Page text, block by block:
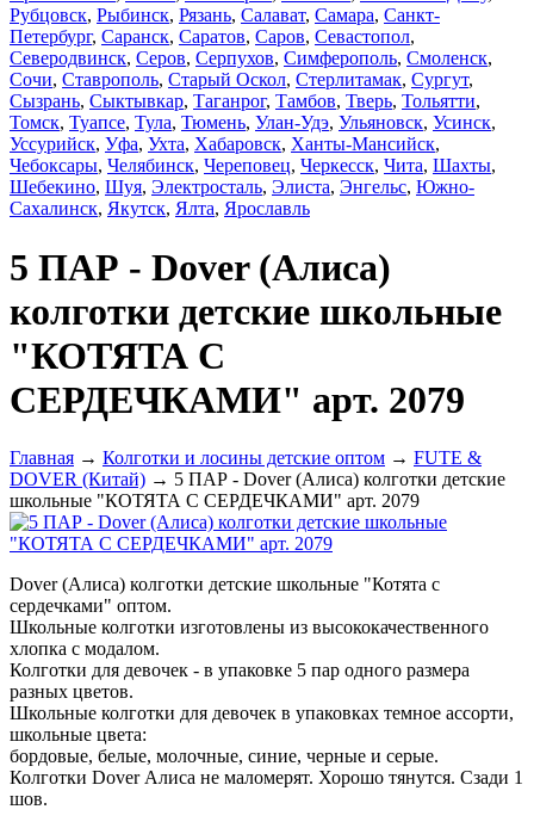
Рубцовск, Рыбинск, Рязань, Салават, Самара, Санкт-
Петербург, Саранск, Саратов, Саров, Севастопол,
Северодвинск, Серов, Серпухов, Симферополь, Смоленск,
Сочи, Ставрополь, Старый Оскол, Стерлитамак, Сургут,
Сызрань, Сыктывкар, Таганрог, Тамбов, Тверь, Тольятти,
Томск, Туапсе, Тула, Тюмень, Улан-Удэ, Ульяновск, Усинск,
Уссурийск, Уфа, Ухта, Хабаровск, Ханты-Мансийск,
Чебоксары, Челябинск, Череповец, Черкесск, Чита, Шахты,
Шебекино, Шуя, Электросталь, Элиста, Энгельс, Южно-
Сахалинск, Якутск, Ялта, Ярославль
5 ПАР - Dover (Алиса)
колготки детские школьные
"КОТЯТА С
СЕРДЕЧКАМИ" арт. 2079
Главная → Колготки и лосины детские оптом → FUTE &
DOVER (Китай) → 5 ПАР - Dover (Алиса) колготки детские
школьные "КОТЯТА С СЕРДЕЧКАМИ" арт. 2079
Dover (Алиса) колготки детские школьные "Котята с
сердечками" оптом.
Школьные колготки изготовлены из высококачественного
хлопка с модалом.
Колготки для девочек - в упаковке 5 пар одного размера
разных цветов.
Школьные колготки для девочек в упаковках темное ассорти,
школьные цвета:
бордовые, белые, молочные, синие, черные и серые.
Колготки Dover Алиса не маломерят. Хорошо тянутся. Сзади 1
шов.